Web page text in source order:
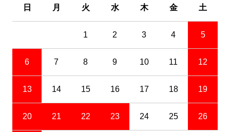
日 月 火 水 木 金 土
1 2 3 4 5
6 7 8 9 10 11 12
13 14 15 16 17 18 19
20 21 22 23 24 25 26